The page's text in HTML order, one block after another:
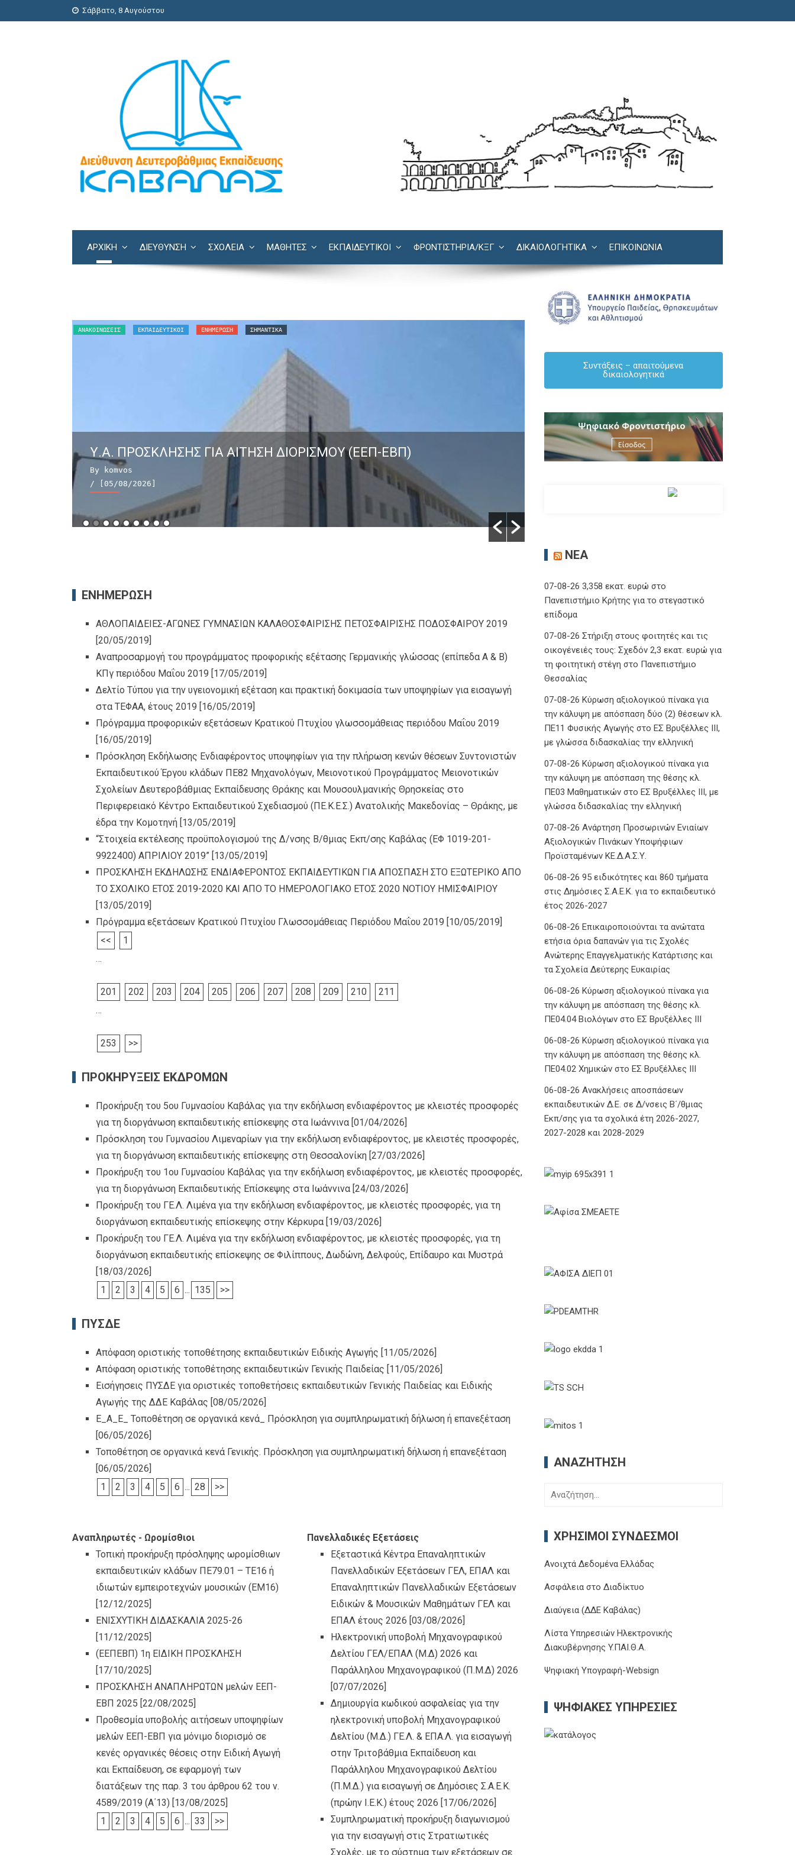
Σάββατο, 8 Αυγούστου
ΑΡΧΙΚΗ ΔΙΕΎΘΥΝΣΗ ΣΧΟΛΕΊΑ ΜΑΘΗΤΕΣ ΕΚΠΑΙΔΕΥΤΙΚΟΙ ΦΡΟΝΤΙΣΤΉΡΙΑ/KΞΓ ΔΙΚΑΙΟΛΟΓΗΤΙΚΆ ΕΠΙΚΟΙΝΩΝΊΑ
ΑΝΑΚΟΙΝΏΣΕΙΣ ΕΚΠΑΙΔΕΥΤΙΚΟΙ ΕΝΗΜΕΡΩΣΗ ΣΗΜΑΝΤΙΚΆ
Υ.Α. ΠΡΟΣΚΛΗΣΗΣ ΓΙΑ ΑΙΤΗΣΗ ΔΙΟΡΙΣΜΟΥ (ΕΕΠ-ΕΒΠ)
By komvos
/ [05/08/2026]
ΠΡΟΣΟΧΗ – ΑΝΑΚΟΙΝΟΠΟΙΗΣΗ – Πίνακες
ΕΝΗΜΕΡΩΣΗ
ΑΘΛΟΠΑΙΔΕΙΕΣ-ΑΓΩΝΕΣ ΓΥΜΝΑΣΙΩΝ ΚΑΛΑΘΟΣΦΑΙΡΙΣΗΣ ΠΕΤΟΣΦΑΙΡΙΣΗΣ ΠΟΔΟΣΦΑΙΡΟΥ 2019
[20/05/2019]
Αναπροσαρμογή του προγράμματος προφορικής εξέτασης Γερμανικής γλώσσας (επίπεδα Α & Β)
ΚΠγ περιόδου Μαΐου 2019 [17/05/2019]
Δελτίο Τύπου για την υγειονομική εξέταση και πρακτική δοκιμασία των υποψηφίων για εισαγωγή
στα ΤΕΦΑΑ, έτους 2019 [16/05/2019]
Πρόγραμμα προφορικών εξετάσεων Κρατικού Πτυχίου γλωσσομάθειας περιόδου Μαΐου 2019
[16/05/2019]
Πρόσκληση Εκδήλωσης Ενδιαφέροντος υποψηφίων για την πλήρωση κενών θέσεων Συντονιστών
Εκπαιδευτικού Έργου κλάδων ΠΕ82 Μηχανολόγων, Μειονοτικού Προγράμματος Μειονοτικών
Σχολείων Δευτεροβάθμιας Εκπαίδευσης Θράκης και Μουσουλμανικής Θρησκείας στο
Περιφερειακό Κέντρο Εκπαιδευτικού Σχεδιασμού (ΠΕ.Κ.Ε.Σ.) Ανατολικής Μακεδονίας – Θράκης, με
έδρα την Κομοτηνή [13/05/2019]
“Στοιχεία εκτέλεσης προϋπολογισμού της Δ/νσης Β/θμιας Εκπ/σης Καβάλας (ΕΦ 1019-201-
9922400) AΠΡΙΛΙΟΥ 2019” [13/05/2019]
ΠΡΟΣΚΛΗΣΗ ΕΚΔΗΛΩΣΗΣ ΕΝΔΙΑΦΕΡΟΝΤΟΣ ΕΚΠΑΙΔΕΥΤΙΚΩΝ ΓΙΑ ΑΠΟΣΠΑΣΗ ΣΤΟ ΕΞΩΤΕΡΙΚΟ ΑΠΟ
ΤΟ ΣΧΟΛΙΚΟ ΕΤΟΣ 2019-2020 KAI ΑΠΟ ΤΟ ΗΜΕΡΟΛΟΓΙΑΚΟ ΕΤΟΣ 2020 ΝΟΤΙΟΥ ΗΜΙΣΦΑΙΡΙΟΥ
[13/05/2019]
Πρόγραμμα εξετάσεων Κρατικού Πτυχίου Γλωσσομάθειας Περιόδου Μαΐου 2019 [10/05/2019]
<<
1
…
201 202 203 204 205 206 207 208 209 210
211
…
253 >>
ΠΡΟΚΗΡΥΞΕΙΣ ΕΚΔΡΟΜΩΝ
Προκήρυξη του 5ου Γυμνασίου Καβάλας για την εκδήλωση ενδιαφέροντος με κλειστές προσφορές
για τη διοργάνωση εκπαιδευτικής επίσκεψης στα Ιωάννινα [01/04/2026]
Πρόσκληση του Γυμνασίου Λιμεναρίων για την εκδήλωση ενδιαφέροντος, με κλειστές προσφορές,
για τη διοργάνωση εκπαιδευτικής επίσκεψης στη Θεσσαλονίκη [27/03/2026]
Προκήρυξη του 1ου Γυμνασίου Καβάλας για την εκδήλωση ενδιαφέροντος, με κλειστές προσφορές,
για τη διοργάνωση Εκπαιδευτικής Επίσκεψης στα Ιωάννινα [24/03/2026]
Προκήρυξη του ΓΕ.Λ. Λιμένα για την εκδήλωση ενδιαφέροντος, με κλειστές προσφορές, για τη
διοργάνωση εκπαιδευτικής επίσκεψης στην Κέρκυρα [19/03/2026]
Προκήρυξη του ΓΕ.Λ. Λιμένα για την εκδήλωση ενδιαφέροντος, με κλειστές προσφορές, για τη
διοργάνωση εκπαιδευτικής επίσκεψης σε Φιλίππους, Δωδώνη, Δελφούς, Επίδαυρο και Μυστρά
[18/03/2026]
1
2 3 4 5 6 ... 135 >>
ΠΥΣΔΕ
Απόφαση οριστικής τοποθέτησης εκπαιδευτικών Ειδικής Αγωγής [11/05/2026]
Απόφαση οριστικής τοποθέτησης εκπαιδευτικών Γενικής Παιδείας [11/05/2026]
Εισήγησεις ΠΥΣΔΕ για οριστικές τοποθετήσεις εκπαιδευτικών Γενικής Παιδείας και Ειδικής
Αγωγής της ΔΔΕ Καβάλας [08/05/2026]
Ε_Α_Ε_ Τοποθέτηση σε οργανικά κενά_ Πρόσκληση για συμπληρωματική δήλωση ή επανεξέταση
[06/05/2026]
Τοποθέτηση σε οργανικά κενά Γενικής. Πρόσκληση για συμπληρωματική δήλωση ή επανεξέταση
[06/05/2026]
1
2 3 4 5 6 ... 28 >>
Αναπληρωτές - Ωρομίσθιοι
Τοπική προκήρυξη πρόσληψης ωρομίσθιων
εκπαιδευτικών κλάδων ΠΕ79.01 – ΤΕ16 ή
ιδιωτών εμπειροτεχνών μουσικών (ΕΜ16)
[12/12/2025]
ΕΝΙΣΧΥΤΙΚΗ ΔΙΔΑΣΚΑΛΙΑ 2025-26
[11/12/2025]
(ΕΕΠΕΒΠ) 1η ΕΙΔΙΚΗ ΠΡΟΣΚΛΗΣΗ
[17/10/2025]
ΠΡΟΣΚΛΗΣΗ ΑΝΑΠΛΗΡΩΤΩΝ μελών ΕΕΠ-
ΕΒΠ 2025 [22/08/2025]
Προθεσμία υποβολής αιτήσεων υποψηφίων
μελών ΕΕΠ-ΕΒΠ για μόνιμο διορισμό σε
κενές οργανικές θέσεις στην Ειδική Αγωγή
και Εκπαίδευση, σε εφαρμογή των
διατάξεων της παρ. 3 του άρθρου 62 του ν.
4589/2019 (Α΄13) [13/08/2025]
1
2 3 4 5 6 ... 33 >>
Πανελλαδικές Εξετάσεις
Εξεταστικά Κέντρα Επαναληπτικών
Πανελλαδικών Εξετάσεων ΓΕΛ, ΕΠΑΛ και
Επαναληπτικών Πανελλαδικών Εξετάσεων
Ειδικών & Μουσικών Μαθημάτων ΓΕΛ και
ΕΠΑΛ έτους 2026 [03/08/2026]
Ηλεκτρονική υποβολή Μηχανογραφικού
Δελτίου ΓΕΛ/ΕΠΑΛ (Μ.Δ) 2026 και
Παράλληλου Μηχανογραφικού (Π.Μ.Δ) 2026
[07/07/2026]
Δημιουργία κωδικού ασφαλείας για την
ηλεκτρονική υποβολή Μηχανογραφικού
Δελτίου (Μ.Δ.) ΓΕ.Λ. & ΕΠΑ.Λ. για εισαγωγή
στην Τριτοβάθμια Εκπαίδευση και
Παράλληλου Μηχανογραφικού Δελτίου
(Π.Μ.Δ.) για εισαγωγή σε Δημόσιες Σ.Α.Ε.Κ.
(πρώην Ι.Ε.Κ.) έτους 2026 [17/06/2026]
Συμπληρωματική προκήρυξη διαγωνισμού
για την εισαγωγή στις Στρατιωτικές
Σχολές, με το σύστημα των εξετάσεων σε
Συντάξεις – απαιτούμενα
δικαιολογητικά
ΝΈΑ
07-08-26 3,358 εκατ. ευρώ στο
Πανεπιστήμιο Κρήτης για το στεγαστικό
επίδομα
07-08-26 Στήριξη στους φοιτητές και τις
οικογένειές τους: Σχεδόν 2,3 εκατ. ευρώ για
τη φοιτητική στέγη στο Πανεπιστήμιο
Θεσσαλίας
07-08-26 Κύρωση αξιολογικού πίνακα για
την κάλυψη με απόσπαση δύο (2) θέσεων κλ.
ΠΕ11 Φυσικής Αγωγής στο ΕΣ Βρυξέλλες ΙΙΙ,
με γλώσσα διδασκαλίας την ελληνική
07-08-26 Κύρωση αξιολογικού πίνακα για
την κάλυψη με απόσπαση της θέσης κλ.
ΠΕ03 Μαθηματικών στο ΕΣ Βρυξέλλες ΙΙΙ, με
γλώσσα διδασκαλίας την ελληνική
07-08-26 Ανάρτηση Προσωρινών Ενιαίων
Αξιολογικών Πινάκων Υποψήφιων
Προϊσταμένων ΚΕ.Δ.Α.Σ.Υ.
06-08-26 95 ειδικότητες και 860 τμήματα
στις Δημόσιες Σ.Α.Ε.Κ. για το εκπαιδευτικό
έτος 2026-2027
06-08-26 Επικαιροποιούνται τα ανώτατα
ετήσια όρια δαπανών για τις Σχολές
Ανώτερης Επαγγελματικής Κατάρτισης και
τα Σχολεία Δεύτερης Ευκαιρίας
06-08-26 Κύρωση αξιολογικού πίνακα για
την κάλυψη με απόσπαση της θέσης κλ.
ΠΕ04.04 Βιολόγων στο ΕΣ Βρυξέλλες ΙΙΙ
06-08-26 Κύρωση αξιολογικού πίνακα για
την κάλυψη με απόσπαση της θέσης κλ.
ΠΕ04.02 Χημικών στο ΕΣ Βρυξέλλες ΙΙΙ
06-08-26 Ανακλήσεις αποσπάσεων
εκπαιδευτικών Δ.Ε. σε Δ/νσεις Β΄/θμιας
Εκπ/σης για τα σχολικά έτη 2026-2027,
2027-2028 και 2028-2029
ΑΝΑΖΉΤΗΣΗ
Αναζήτηση
ΧΡΉΣΙΜΟΙ ΣΎΝΔΕΣΜΟΙ
Ανοιχτά Δεδομένα Ελλάδας
Ασφάλεια στο Διαδίκτυο
Διαύγεια (ΔΔΕ Καβάλας)
Λίστα Υπηρεσιών Ηλεκτρονικής
Διακυβέρνησης Y.ΠΑΙ.Θ.Α.
Ψηφιακή Υπογραφή-Websign
ΨΗΦΙΑΚΈΣ ΥΠΗΡΕΣΊΕΣ